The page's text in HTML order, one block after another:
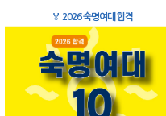
🏅 2026 숙명여대 합격